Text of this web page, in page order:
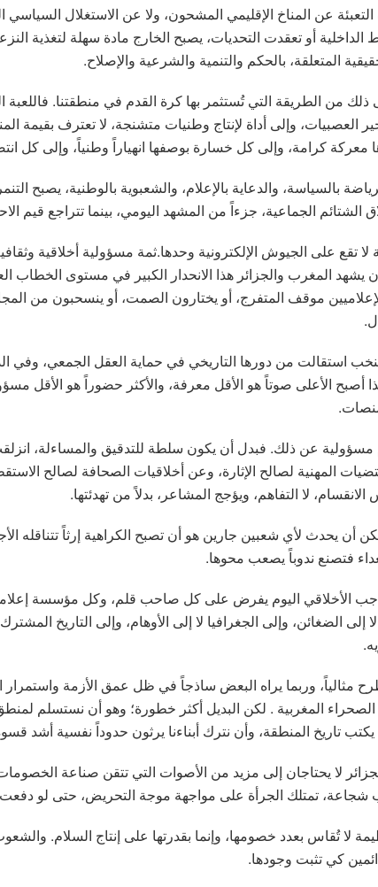
عن المناخ الإقليمي المشحون، ولا عن الاستغلال السياسي
أو تعقدت التحديات، يصبح الخارج مادة سهلة لتغذية
المتعلقة، بالحكم والتنمية والشرعية والإصلاح.
من الطريقة التي تُستثمر بها كرة القدم في منطقتنا.
العصبيات، وإلى أداة لإنتاج وطنيات متشنجة، لا تعترف بقيمة
معركة كرامة، وإلى كل خسارة بوصفها انهياراً وطنياً، وإلى كل
بالسياسة، والدعاية بالإعلام، والشعبوية بالوطنية، يصبح
الشتائم الجماعية، جزءاً من المشهد اليومي، بينما تتراجع قيم
لا تقع على الجيوش الإلكترونية وحدها.ثمة مسؤولية أخلاقية
المغرب والجزائر هذا الانحدار الكبير في مستوى الخطاب
موقف المتفرج، أو يختارون الصمت، أو ينسحبون من
استقالت من دورها التاريخي في حماية العقل الجمعي، وفي
أصبح الأعلى صوتاً هو الأقل معرفة، والأكثر حضوراً هو الأقل
مسؤولية عن ذلك. فبدل أن يكون سلطة للتدقيق والمساءلة،
المهنية لصالح الإثارة، وعن أخلاقيات الصحافة لصالح
لا التفاهم، ويؤجج المشاعر، بدلاً من تهدئتها.
أن يحدث لأي شعبين جارين هو أن تصبح الكراهية إرثاً تتناقله
فتصنع ندوباً يصعب محوها.
الأخلاقي اليوم يفرض على كل صاحب قلم، وكل مؤسسة
إلى الضغائن، وإلى الجغرافيا لا إلى الأوهام، وإلى التاريخ
مثالياً، وربما يراه البعض ساذجاً في ظل عمق الأزمة واستمرار
المغربية . لكن البديل أكثر خطورة؛ وهو أن نستسلم
يكتب تاريخ المنطقة، وأن نترك أبناءنا يرثون حدوداً نفسية أشد
لا يحتاجان إلى مزيد من الأصوات التي تتقن صناعة
تمتلك الجرأة على مواجهة موجة التحريض، حتى لو
لا تُقاس بعدد خصومها، وإنما بقدرتها على إنتاج السلام.
كي تثبت وجودها.